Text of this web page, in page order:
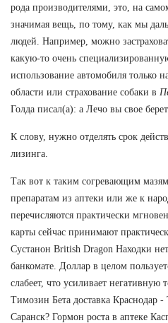
рода производителями, это, на
значимая вещь, по тому, как мы
людей. Например, можно
какую-то очень
использование автомобиля только
области или страхование собаки в
Голда писал(а): а Лечо вы свое
К слову, нужно отделять срок
лизинга.
Так вот к таким согревающим
препаратам из аптеки или же к
перечисляются практически
карты сейчас принимают
Сустанон British Dragon Находки
банкомате. Доллар в целом
слабеет, что усиливает
Tимозин Бета доставка Краснодар
Саранск? Гормон роста в аптеке